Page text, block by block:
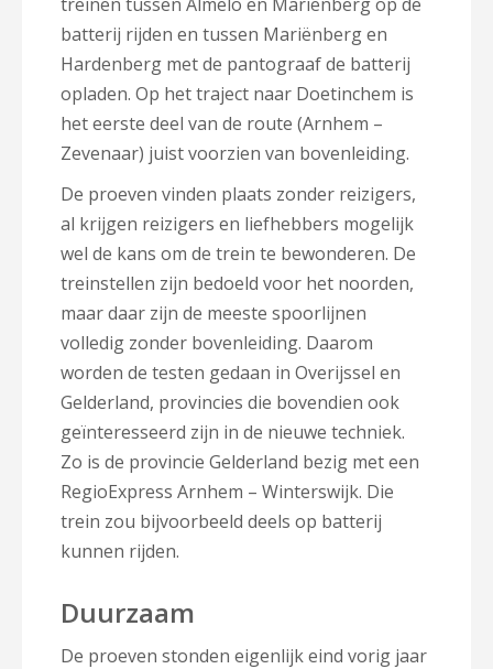
batterij rijden en tussen Mariënberg en
Hardenberg met de pantograaf de batterij
opladen. Op het traject naar Doetinchem is
het eerste deel van de route (Arnhem –
Zevenaar) juist voorzien van bovenleiding.
De proeven vinden plaats zonder reizigers,
al krijgen reizigers en liefhebbers mogelijk
wel de kans om de trein te bewonderen. De
treinstellen zijn bedoeld voor het noorden,
maar daar zijn de meeste spoorlijnen
volledig zonder bovenleiding. Daarom
worden de testen gedaan in Overijssel en
Gelderland, provincies die bovendien ook
geïnteresseerd zijn in de nieuwe techniek.
Zo is de provincie Gelderland bezig met een
RegioExpress Arnhem – Winterswijk. Die
trein zou bijvoorbeeld deels op batterij
kunnen rijden.
Duurzaam
De proeven stonden eigenlijk eind vorig jaar